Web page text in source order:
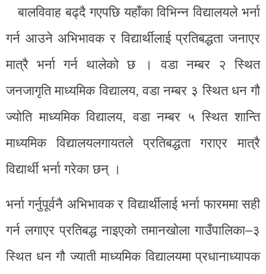
बालविवाह बढ्दै गएपछि यहाँका विभिन्न विद्यालयले भर्ना
गर्न आउने अभिभावक र विद्यार्थीलाई प्रतिबद्धता जनाएर
मात्रै भर्ना गर्न थालेको छ । वडा नम्बर २ स्थित
जनजागृति माध्यमिक विद्यालय, वडा नम्बर ३ स्थित धन गौ
ज्योति माध्यमिक विद्यालय, वडा नम्बर ५ स्थित शान्ति
माध्यमिक विद्यालयलगायतले प्रतिबद्धता गराएर मात्रै
विद्यार्थी भर्ना गरेका छन् ।
भर्ना गर्नुपूर्वनै अभिभावक र विद्यार्थीलाई भर्ना फारममा सही
गर्न लगाएर प्रतिबद्ध नाइएको तमानखोला गाउँपालिका–३
स्थित धन गौ ज्याती माध्यमिक विद्यालयमा प्रधानाध्यापक